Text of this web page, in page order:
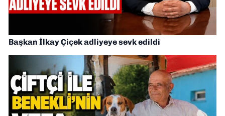
Başkan İlkay Çiçek adliyeye sevk edildi